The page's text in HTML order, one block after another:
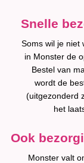
Snelle
Soms wil je niet
in Monster de
Bestel van
wordt de
(uitgezonderd
het
Ook
Monster valt